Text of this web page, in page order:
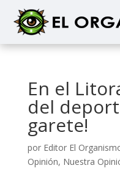
En el
del
garete!
por Editor El
Opinión, Nuestra